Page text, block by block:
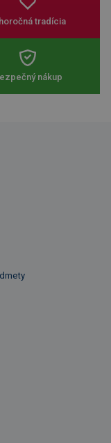
tradícia
nákup